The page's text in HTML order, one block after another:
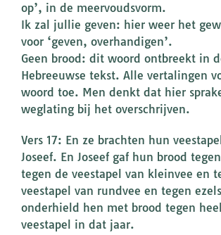
op’, in de meervoudsvorm.
Ik zal jullie geven: hier weer het
voor ‘geven, overhandigen’.
Geen brood: dit woord ontbreekt in
Hebreeuwse tekst. Alle vertalingen
woord toe. Men denkt dat hier
weglating bij het overschrijven.
Vers 17: En ze brachten hun
Joseef. En Joseef gaf hun brood
tegen de veestapel van kleinvee en
veestapel van rundvee en tegen
onderhield hen met brood tegen
veestapel in dat jaar.